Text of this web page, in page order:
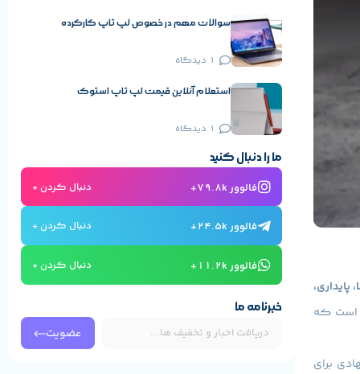
پایداری،
است که
برای
سوالات مهم در خصوص لپ تاپ کارکرده
1 دیدگاه
استعلام آنلاین قیمت لپ تاپ استوک
1 دیدگاه
ما را دنبال کنید
فالوور 79.8k+ دنبال کردن +
فالوور 24.5k+ دنبال کردن +
فالوور 11.2k+ دنبال کردن +
خبرنامه ما
عضویت